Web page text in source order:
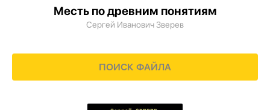
Месть по древним понятиям
Сергей Иванович Зверев
ПОИСК ФАЙЛА